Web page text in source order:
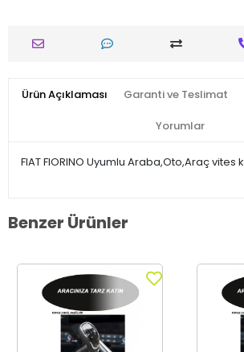
Ürün Açıklaması Garanti ve Teslimat
Yorumlar
FIAT FIORINO Uyumlu Araba,Oto,Araç vites
Benzer Ürünler